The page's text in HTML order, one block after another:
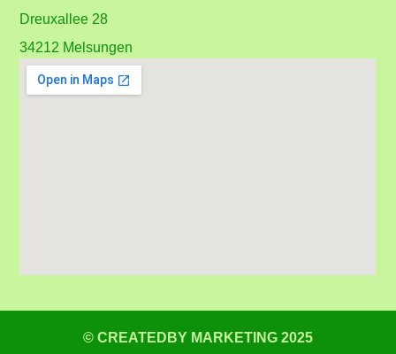
Dreuxallee 28
34212 Melsungen
© CREATEDBY MARKETING 2025